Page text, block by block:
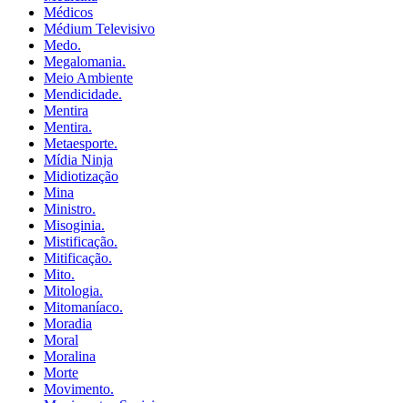
Médicos
Médium Televisivo
Medo.
Megalomania.
Meio Ambiente
Mendicidade.
Mentira
Mentira.
Metaesporte.
Mídia Ninja
Midiotização
Mina
Ministro.
Misoginia.
Mistificação.
Mitificação.
Mito.
Mitologia.
Mitomaníaco.
Moradia
Moral
Moralina
Morte
Movimento.